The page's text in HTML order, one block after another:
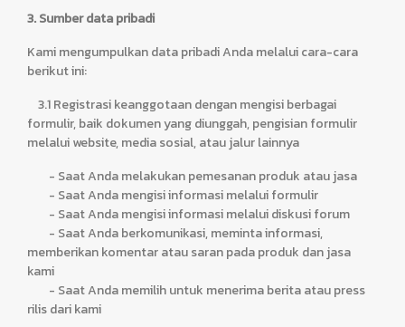
3. Sumber data pribadi
Kami mengumpulkan data pribadi Anda melalui cara-cara
berikut ini:
3.1 Registrasi keanggotaan dengan mengisi berbagai
formulir, baik dokumen yang diunggah, pengisian formulir
melalui website, media sosial, atau jalur lainnya
- Saat Anda melakukan pemesanan produk atau jasa
- Saat Anda mengisi informasi melalui formulir
- Saat Anda mengisi informasi melalui diskusi forum
- Saat Anda berkomunikasi, meminta informasi,
memberikan komentar atau saran pada produk dan jasa
kami
- Saat Anda memilih untuk menerima berita atau press
rilis dari kami